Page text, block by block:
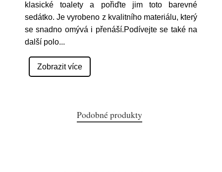
klasické toalety a pořiďte jim toto barevné
sedátko. Je vyrobeno z kvalitního materiálu, který
se snadno omývá i přenáší.Podívejte se také na
další polo...
Zobrazit více
Podobné produkty